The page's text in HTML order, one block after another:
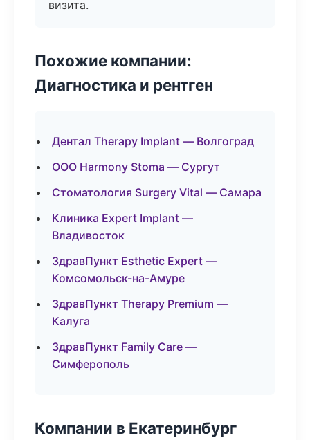
визита.
Похожие компании:
Диагностика и рентген
Дентал Therapy Implant — Волгоград
ООО Harmony Stoma — Сургут
Стоматология Surgery Vital — Самара
Клиника Expert Implant —
Владивосток
ЗдравПункт Esthetic Expert —
Комсомольск-на-Амуре
ЗдравПункт Therapy Premium —
Калуга
ЗдравПункт Family Care —
Симферополь
Компании в Екатеринбург